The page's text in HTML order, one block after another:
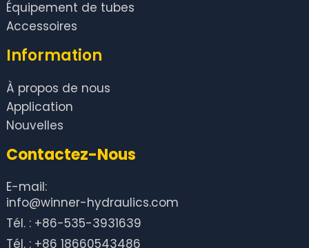
Équipement de tubes
Accessoires
Information
À propos de nous
Application
Nouvelles
Contactez-Nous
E-mail:
info@winner-hydraulics.com
Tél. : +86-535-3931639
Tél. : +86 18660543486